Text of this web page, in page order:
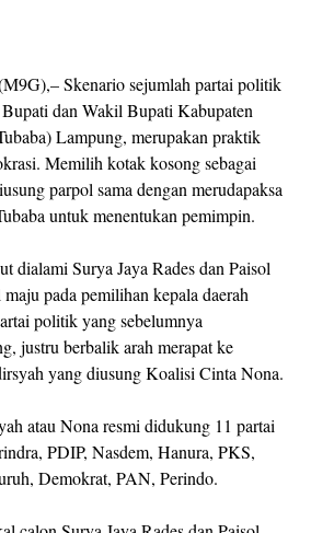
Skenario sejumlah partai politik
dan Wakil Bupati Kabupaten
Lampung, merupakan praktik
Memilih kotak kosong sebagai
parpol sama dengan merudapaksa
untuk menentukan pemimpin.
dialami Surya Jaya Rades dan Paisol
pada pemilihan kepala daerah
politik yang sebelumnya
justru berbalik arah merapat ke
yang diusung Koalisi Cinta Nona.
atau Nona resmi didukung 11 partai
PDIP, Nasdem, Hanura, PKS,
Demokrat, PAN, Perindo.